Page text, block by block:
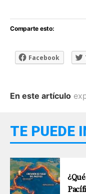
Comparte esto:
Facebook
En este artículo
TE PUEDE